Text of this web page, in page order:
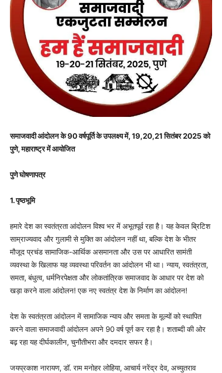
समाजवादी आंदोलन के 90 वर्षपूर्ति के उपलक्ष्य में, 19,20,21 सितंबर 2025 को
पुणे, महाराष्ट्र में आयोजित
पुणे घोषणापत्र
1. पृष्ठभूमि
हमारे देश का स्वतंत्रता आंदोलन विश्व भर में अभूतपूर्व रहा है। यह केवल ब्रिटिश
साम्राज्यवाद और गुलामी से मुक्ति का आंदोलन नहीं था, बल्कि देश के भीतर
मौजूद प्रचंड सामाजिक-आर्थिक असमानता और उस पर आधारित सामंती
व्यवस्था के खिलाफ यह व्यवस्था परिवर्तन का आंदोलन भी था। न्याय, स्वतंत्रता,
समता, बंधुत्व, धर्मनिरपेक्षता और लोकतांत्रिक समाजवाद के आधार पर देश को
खड़ा करने वाला आंदोलन! एक नए स्वतंत्र देश के निर्माण का आंदोलन!
देश के स्वतंत्रता आंदोलन में सामाजिक न्याय और समता के मूल्यों को स्थापित
करने वाला समाजवादी आंदोलन अपने 90 वर्ष पूर्ण कर रहा है। शताब्दी की ओर
बढ़ रहा यह दीर्घकालीन, चुनौतीभरा और दमदार सफर है।
जयप्रकाश नारायण, डॉ. राम मनोहर लोहिया, आचार्य नरेंद्र देव, अच्युतराव